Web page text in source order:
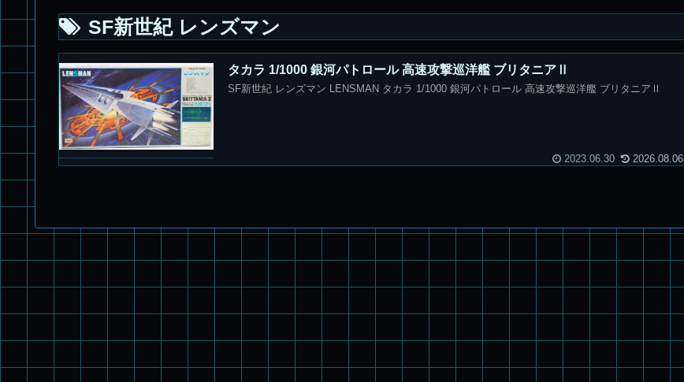
SF新世紀 レンズマン
タカラ 1/1000 銀河パトロール 高速攻撃巡洋艦 ブリタニアⅡ
SF新世紀 レンズマン LENSMAN タカラ 1/1000 銀河パトロール 高速攻撃巡洋艦 ブリタニアⅡ
2023.06.30 2026.08.06